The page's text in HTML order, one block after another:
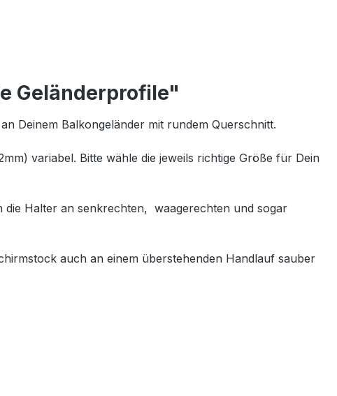
Geländerprofile"
Deinem Balkongeländer mit rundem Querschnitt.
variabel. Bitte wähle die jeweils richtige Größe für Dein
Halter an senkrechten, waagerechten und sogar
auch an einem überstehenden Handlauf sauber